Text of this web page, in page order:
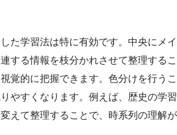
た学習法は特に有効です。中央にメイ
する情報を枝分かれさせて整理するこ
覚的に把握できます。色分けを行うこ
やすくなります。例えば、歴史の学習
えて整理することで、時系列の理解が